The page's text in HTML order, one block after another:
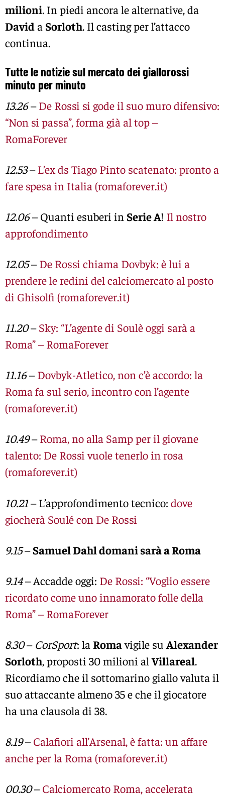
milioni. In piedi ancora le alternative, da
David a Sorloth. Il casting per l’attacco
continua.
Tutte le notizie sul mercato dei giallorossi
minuto per minuto
13.26–De Rossi si gode il suo muro difensivo:
“Non si passa”, forma già al top –
RomaForever
12.53–L’ex ds Tiago Pinto scatenato: pronto a
fare spesa in Italia (romaforever.it)
12.06– Quanti esuberi in Serie A! Il nostro
approfondimento
12.05–De Rossi chiama Dovbyk: è lui a
prendere le redini del calciomercato al posto
di Ghisolfi (romaforever.it)
11.20–Sky: “L’agente di Soulè oggi sarà a
Roma” – RomaForever
11.16–Dovbyk-Atletico, non c’è accordo: la
Roma fa sul serio, incontro con l’agente
(romaforever.it)
10.49–Roma, no alla Samp per il giovane
talento: De Rossi vuole tenerlo in rosa
(romaforever.it)
10.21– L’approfondimento tecnico: dove
giocherà Soulé con De Rossi
9.15–Samuel Dahl domani sarà a Roma
9.14– Accadde oggi: De Rossi: “Voglio essere
ricordato come uno innamorato folle della
Roma” – RomaForever
8.30– CorSport: la Romavigile su Alexander
Sorloth, proposti 30 milioni alVillareal.
Ricordiamo che il sottomarino giallo valuta il
suo attaccante almeno 35 e che il giocatore
ha una clausola di 38.
8.19–Calafiori all’Arsenal, è fatta: un affare
anche per la Roma (romaforever.it)
00.30–Calciomercato Roma, accelerata